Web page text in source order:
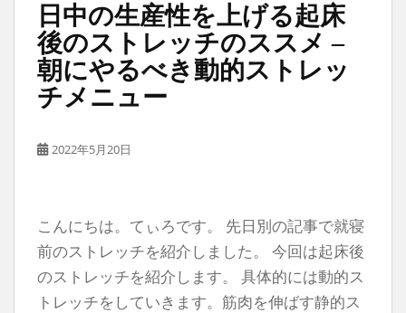
日中の生産性を上げる起床
後のストレッチのススメ –
朝にやるべき動的ストレッ
チメニュー
2022年5月20日
こんにちは。てぃろです。 先日別の記事で就寝
前のストレッチを紹介しました。 今回は起床後
のストレッチを紹介します。 具体的には動的ス
トレッチをしていきます。筋肉を伸ばす静的ス